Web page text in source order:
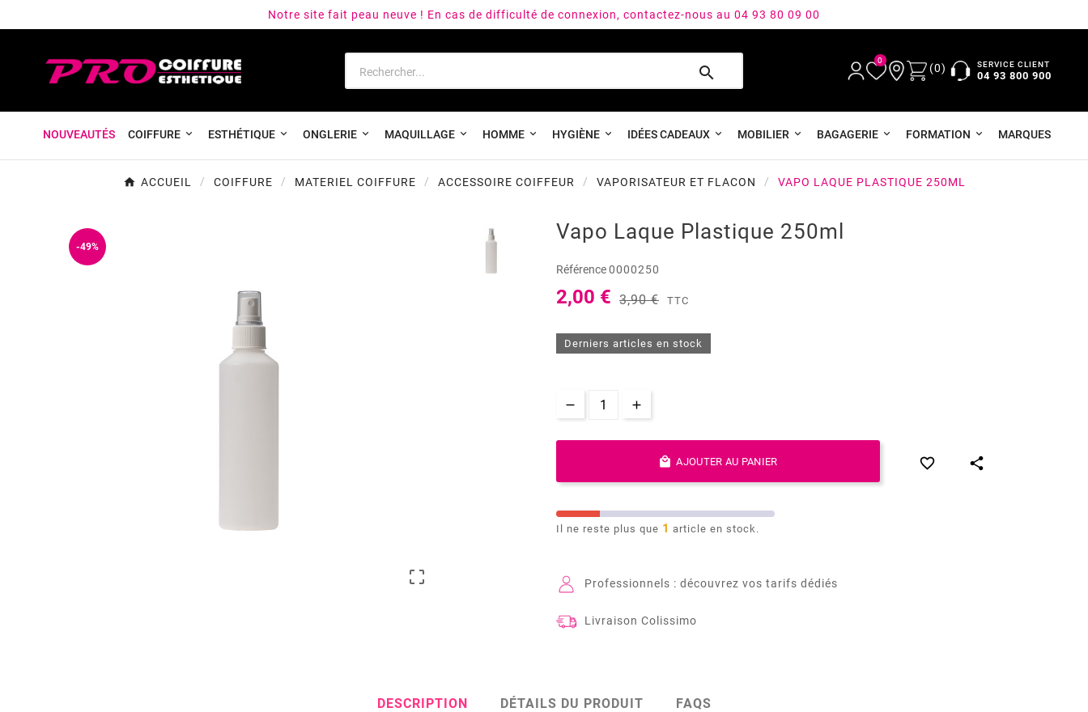
Notre site fait peau neuve ! En cas de difficulté de connexion, contactez-nous au 04 93 80 09 00

0
(0) SERVICE CLIENT
04 93 800 900
NOUVEAUTÉS COIFFURE ESTHÉTIQUE ONGLERIE MAQUILLAGE HOMME HYGIÈNE IDÉES CADEAUX MOBILIER BAGAGERIE FORMATION MARQUES
ACCUEIL COIFFURE MATERIEL COIFFURE ACCESSOIRE COIFFEUR VAPORISATEUR ET FLACON VAPO LAQUE PLASTIQUE 250ML
-49%

Vapo Laque Plastique 250ml
Référence0000250
2,00 € 3,90 € TTC
Derniers articles en stock
 AJOUTER AU PANIER  
Il ne reste plus que 1 article en stock.
Professionnels : découvrez vos tarifs dédiés
Livraison Colissimo
DESCRIPTION DÉTAILS DU PRODUIT FAQS